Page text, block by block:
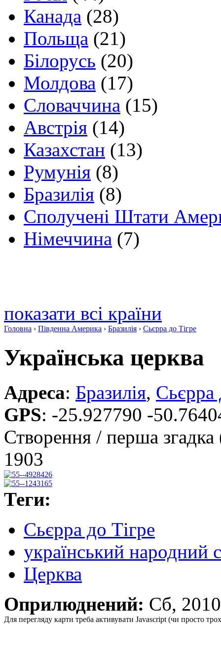
Канада (28)
Польща (21)
Білорусь (20)
Молдова (17)
Словаччина (15)
Австрія (14)
Казахстан (13)
Румунія (8)
Бразилія (8)
Сполучені Штати
Німеччина (7)
показати всі країни
Головна › Південна Америка › Бразилія › Сьєрра до Тігре
Українська церква
Адреса: Бразилія, Сьєрра
GPS: -25.927790 -
Створення / перша
1903
Теги:
Сьєрра до Тігре
український народний
Церква
Оприлюднений: Сб,
Для перегляду карти треба активувати Javascript (чи просто